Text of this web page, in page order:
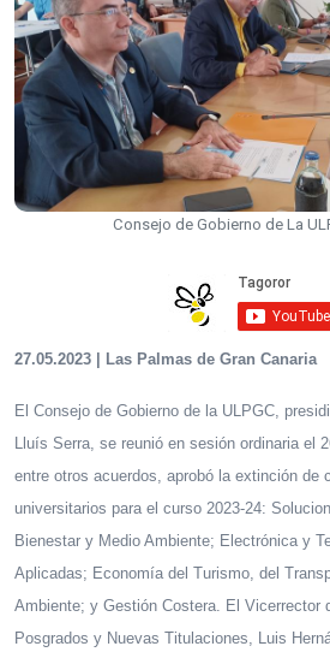
Consejo de Gobierno de La
27.05.2023 | Las Palmas de Gran Canaria
El Consejo de Gobierno de la ULPGC,
Lluís Serra, se reunió en sesión ordinaria el
entre otros acuerdos, aprobó la extinción de
universitarios para el curso 2023-24:
Bienestar y Medio Ambiente; Electrónica y
Aplicadas; Economía del Turismo, del
Ambiente; y Gestión Costera. El Vicerrector
Posgrados y Nuevas Titulaciones, Luis